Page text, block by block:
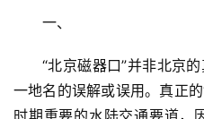
一、
“北京磁器口”并非北京
一地名的误解或误用。真正